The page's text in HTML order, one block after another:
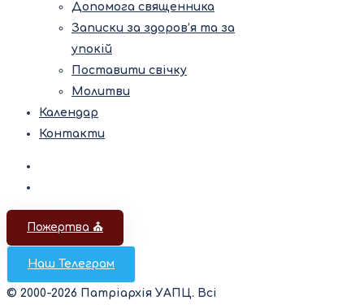
Допомога священника
Записки за здоров’я та за
упокій
Поставити свічку
Молитви
Календар
Контакти
Пожертва ⛪️
Наш Телеграм
© 2000-2026 Патріархія УАПЦ. Всі